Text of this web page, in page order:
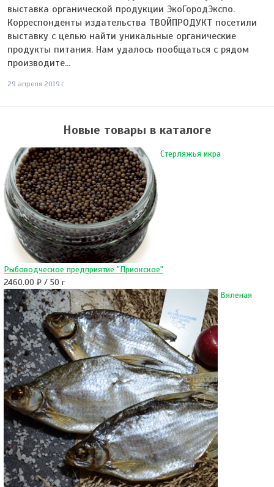
выставка органической продукции ЭкоГородЭкспо.
Корреспонденты издательства ТВОЙПРОДУКТ посетили
выставку с целью найти уникальные органические
продукты питания. Нам удалось пообщаться с рядом
производите...
29 апреля 2019 г.
Новые товары в каталоге
Стерляжья икра
Рыбоводческое предприятие "Приокское"
2460.00 ₽ / 50 г
Вяленая